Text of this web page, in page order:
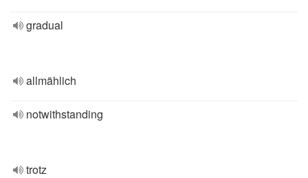
gradual
allmählich
notwithstanding
trotz